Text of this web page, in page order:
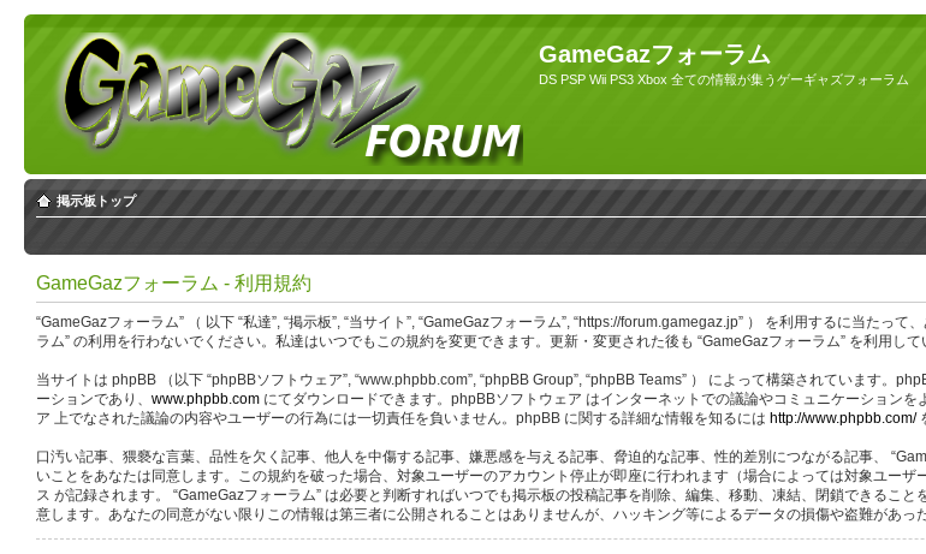
GameGazフォーラム
DS PSP Wii PS3 Xbox 全ての情報が集うゲーギャズフォーラム
掲示板トップ
GameGazフォーラム - 利用規約
“GameGazフォーラム” （ 以下 “私達”, “掲示板”, “当サイト”, “GameGazフォーラム”, “https://forum.gamegaz.jp” ） を利用するに当た
ラム” の利用を行わないでください。私達はいつでもこの規約を変更できます。更新・変更された後も “GameGazフォーラム” を利用し
当サイトは phpBB （以下 “phpBBソフトウェア”, “www.phpbb.com”, “phpBB Group”, “phpBB Teams” ） によって構築されています。
ーションであり、 www.phpbb.com にてダウンロードできます。phpBBソフトウェア はインターネットでの議論やコミュニケーション
ア 上でなされた議論の内容やユーザーの行為には一切責任を負いません。phpBB に関する詳細な情報を知るには http://www.phpbb.com/
口汚い記事、猥褻な言葉、品性を欠く記事、他人を中傷する記事、嫌悪感を与える記事、脅迫的な記事、性的差別につながる記事、
いことをあなたは同意します。この規約を破った場合、対象ユーザーのアカウント停止が即座に行われます（場合によっては対象ユー
ス が記録されます。 “GameGazフォーラム” は必要と判断すればいつでも掲示板の投稿記事を削除、編集、移動、凍結、閉鎖できるこ
意します。あなたの同意がない限りこの情報は第三者に公開されることはありませんが、ハッキング等によるデータの損傷や盗難があっ